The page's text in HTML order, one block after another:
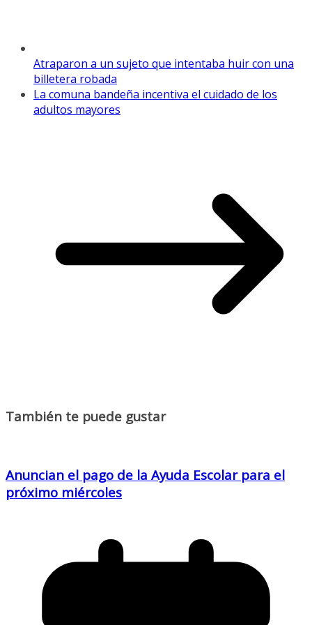
Atraparon a un sujeto que intentaba huir con una
billetera robada
La comuna bandeña incentiva el cuidado de los
adultos mayores
También te puede gustar
Anuncian el pago de la Ayuda Escolar para el
próximo miércoles